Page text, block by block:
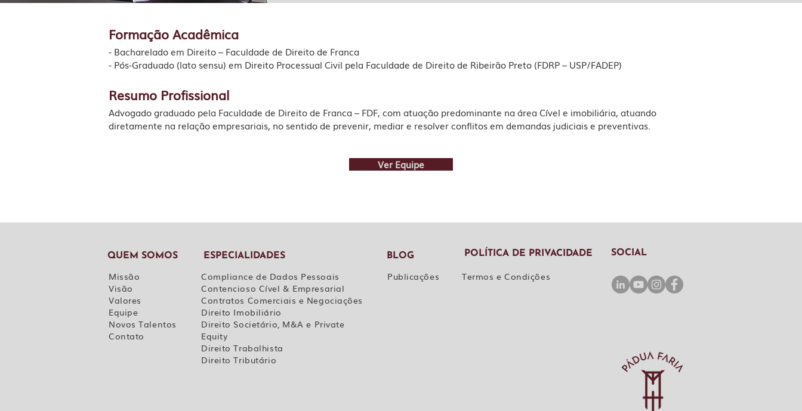
Formação Acadêmica
- Bacharelado em Direito – Faculdade de Direito de Franca
- Pós-Graduado (lato sensu) em Direito Processual Civil pela Faculdade de Direito de Ribeirão Preto (FDRP – USP/FADEP)
Resumo Profissional
Advogado graduado pela Faculdade de Direito de Franca – FDF, com atuação predominante na área Cível e imobiliária, atuando
diretamente na relação empresariais, no sentido de prevenir, mediar e resolver conflitos em demandas judiciais e preventivas.
Ver Equipe
BLOG
ESPECIALIDADES
QUEM SOMOS
Missão
Visão
Valores
Equipe
Novos Talentos
Contato
Compliance de Dados Pessoais
Contencioso Cível & Empresarial
Contratos Comerciais e Negociações
Direito Imobiliário
Direito Societário, M&A e Private
Equity
Direito Trabalhista
Direito Tributário
Publicações
POLÍTICA DE PRIVACIDADE
Termos e Condições
SOCIAL